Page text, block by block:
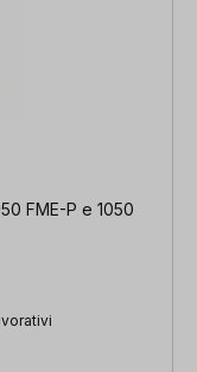
FME-P e 1050